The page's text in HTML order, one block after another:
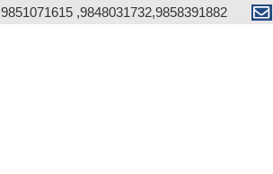
9851071615 ,9848031732,9858391882